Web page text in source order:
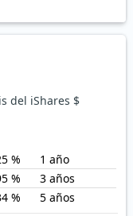
del iShares $
%
1 año
%
3 años
%
5 años